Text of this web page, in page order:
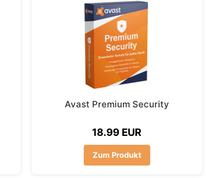
Avast Premium Security
18.99 EUR
Zum Produkt